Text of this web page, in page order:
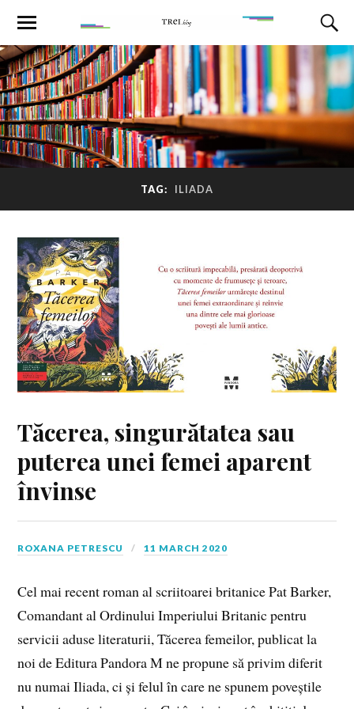
TAG: ILIADA
Tăcerea, singurătatea sau
puterea unei femei aparent
învinse
ROXANA PETRESCU 11 MARCH 2020
Cel mai recent roman al scriitoarei britanice Pat Barker,
Comandant al Ordinului Imperiului Britanic pentru
servicii aduse literaturii, Tăcerea femeilor, publicat la
noi de Editura Pandora M ne propune să privim diferit
nu numai Iliada, ci și felul în care ne spunem poveștile